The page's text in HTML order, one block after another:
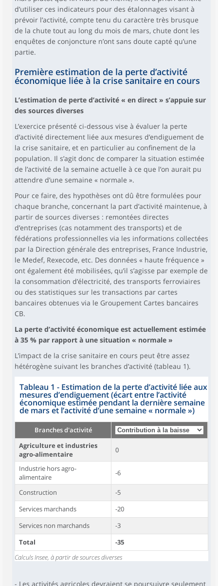
d’utiliser ces indicateurs pour des étalonnages visant à
prévoir l’activité, compte tenu du caractère très brusque
de la chute tout au long du mois de mars, chute dont les
enquêtes de conjoncture n’ont sans doute capté qu’une
partie.
Première estimation de la perte d’activité
économique liée à la crise sanitaire en cours
L’estimation de perte d’activité « en direct » s’appuie sur
des sources diverses
L’exercice présenté ci-dessous vise à évaluer la perte
d’activité directement liée aux mesures d’endiguement de
la crise sanitaire, et en particulier au confinement de la
population. Il s’agit donc de comparer la situation estimée
de l’activité de la semaine actuelle à ce que l’on aurait pu
attendre d’une semaine « normale ».
Pour ce faire, des hypothèses ont dû être formulées pour
chaque branche, concernant la part d’activité maintenue, à
partir de sources diverses : remontées directes
d’entreprises (cas notamment des transports) et de
fédérations professionnelles via les informations collectées
par la Direction générale des entreprises, France Industrie,
le Medef, Rexecode, etc. Des données « haute fréquence »
ont également été mobilisées, qu’il s’agisse par exemple de
la consommation d’électricité, des transports ferroviaires
ou des statistiques sur les transactions par cartes
bancaires obtenues via le Groupement Cartes bancaires
CB.
La perte d’activité économique est actuellement estimée
à 35 % par rapport à une situation « normale »
L’impact de la crise sanitaire en cours peut être assez
hétérogène suivant les branches d’activité (tableau 1).
Tableau 1 - Estimation de la perte d’activité liée aux
mesures d’endiguement (écart entre l’activité
économique estimée pendant la dernière semaine
de mars et l’activité d’une semaine « normale »)
Branches d'activité
Agriculture et industries
agro-alimentaire
0
Industrie hors agro-
alimentaire
-6
Construction
-5
Services marchands
-20
Services non marchands
-3
Total
-35
Calculs Insee, à partir de sources diverses
- Les activités agricoles devraient se poursuivre seulement